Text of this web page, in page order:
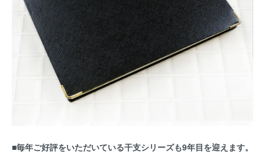
■毎年ご好評をいただいている干支シリーズも9年目を迎えます。